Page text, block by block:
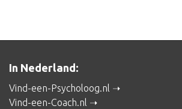
In Nederland:
Vind-een-Psycholoog.nl
Vind-een-Coach.nl